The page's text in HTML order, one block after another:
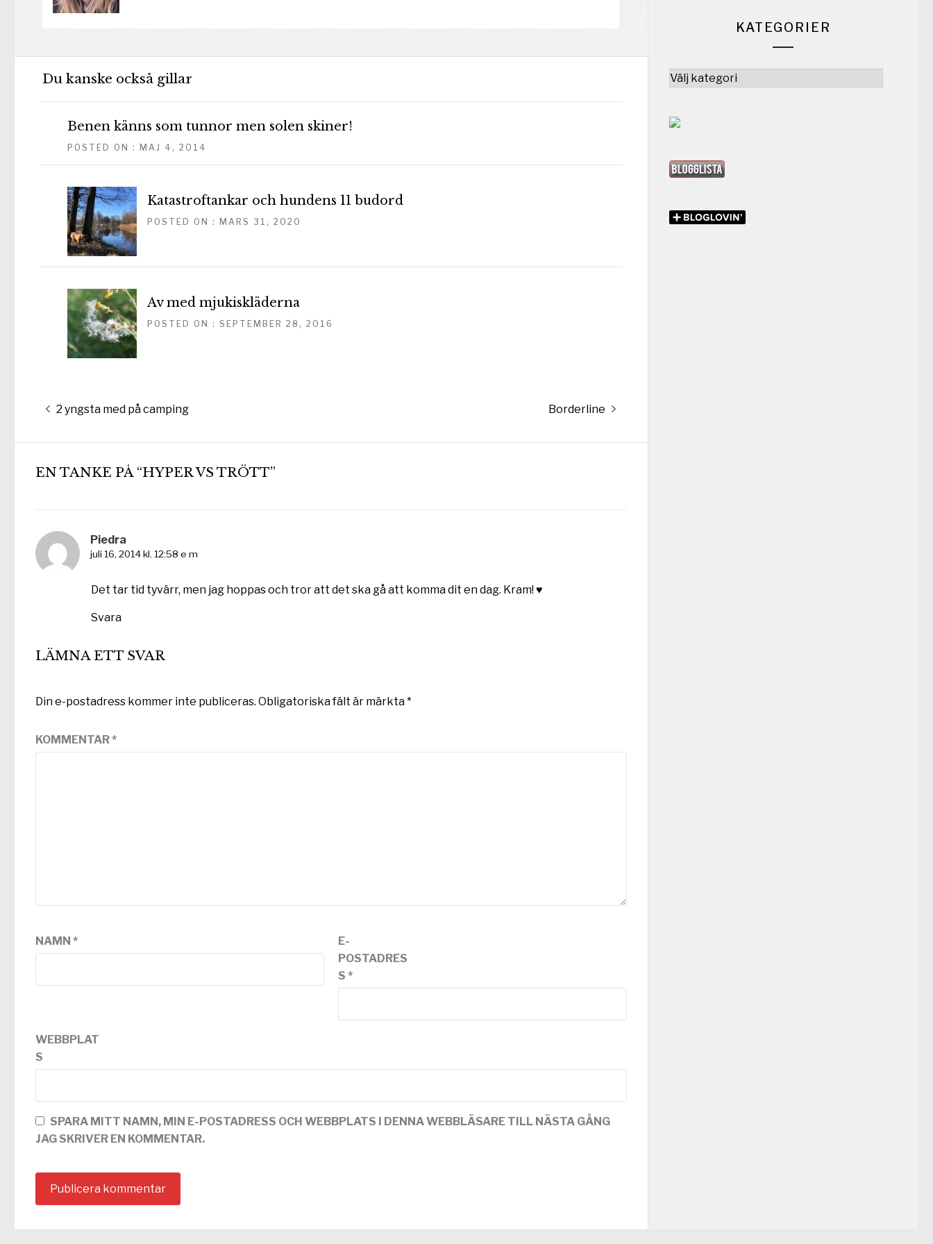
Du kanske också gillar
Benen känns som tunnor men solen skiner!
POSTED ON : MAJ 4, 2014
Katastroftankar och hundens 11 budord
POSTED ON : MARS 31, 2020
Av med mjukiskläderna
POSTED ON : SEPTEMBER 28, 2016
Inläggsnavigering
Föregående
2 yngsta med på camping
Nästa
Borderline
EN TANKE PÅ “HYPER VS TRÖTT”
Piedra
juli 16, 2014 kl. 12:58 e m
Det tar tid tyvärr, men jag hoppas och tror att det ska gå att komma dit en dag. Kram! ♥
Svara
LÄMNA ETT SVAR
Din e-postadress kommer inte publiceras. Obligatoriska fält är märkta*
KOMMENTAR*
NAMN *
E-
POSTADRES
S *
WEBBPLAT
S
SPARA MITT NAMN, MIN E-POSTADRESS OCH WEBBPLATS I DENNA WEBBLÄSARE TILL NÄSTA GÅNG
JAG SKRIVER EN KOMMENTAR.
KATEGORIER
Kategorier